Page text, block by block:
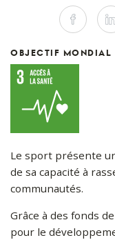
Partager
sur
les
sociaux
OBJECTIF MONDIAL
Le sport présente
de sa capacité à
communautés.
Grâce à des fonds
pour le